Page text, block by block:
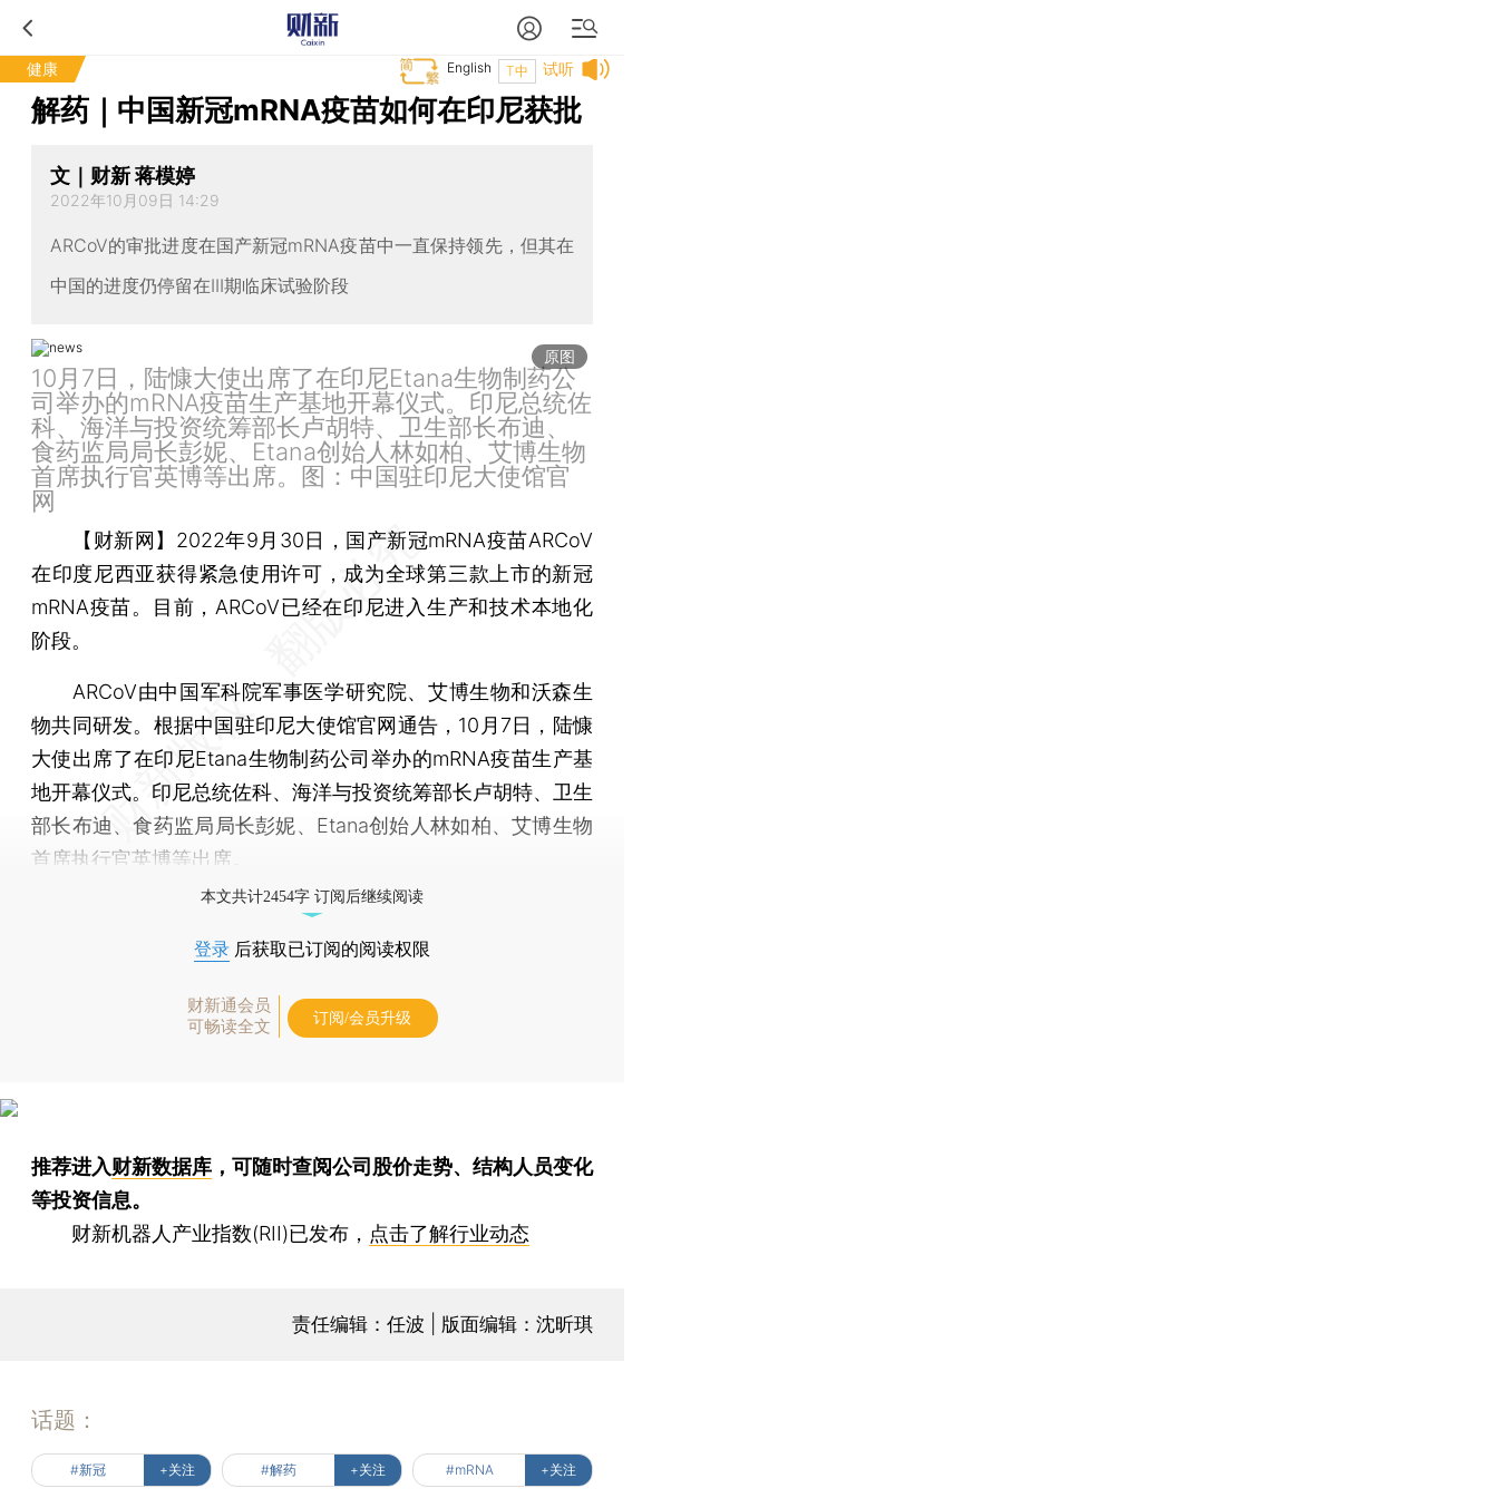
健康 试听
T中
English
解药｜中国新冠mRNA疫苗如何在印尼获批
文｜财新 蒋模婷
2022年10月09日 14:29
ARCoV的审批进度在国产新冠mRNA疫苗中一直保持领先，但其在
中国的进度仍停留在III期临床试验阶段
原图
10月7日，陆慷大使出席了在印尼Etana生物制药公
司举办的mRNA疫苗生产基地开幕仪式。印尼总统佐
科、海洋与投资统筹部长卢胡特、卫生部长布迪、
食药监局局长彭妮、Etana创始人林如柏、艾博生物
首席执行官英博等出席。图：中国驻印尼大使馆官
网
【财新网】 2022年9月30日，国产新冠mRNA疫苗ARCoV
在印度尼西亚获得紧急使用许可，成为全球第三款上市的新冠
mRNA疫苗。目前，ARCoV已经在印尼进入生产和技术本地化
阶段。
ARCoV由中国军科院军事医学研究院、艾博生物和沃森生
物共同研发。根据中国驻印尼大使馆官网通告，10月7日，陆慷
大使出席了在印尼Etana生物制药公司举办的mRNA疫苗生产基
地开幕仪式。印尼总统佐科、海洋与投资统筹部长卢胡特、卫生
部长布迪、食药监局局长彭妮、Etana创始人林如柏、艾博生物
首席执行官英博等出席。
本文共计2454字 订阅后继续阅读
登录 后获取已订阅的阅读权限
财新通会员
可畅读全文
订阅/会员升级
推荐进入财新数据库 ，可随时查阅公司股价走势、结构人员变化
等投资信息。
财新机器人产业指数(RII)已发布， 点击了解行业动态
责任编辑：任波 | 版面编辑：沈昕琪
话题：
#新冠 +关注 #解药 +关注 #mRNA +关注